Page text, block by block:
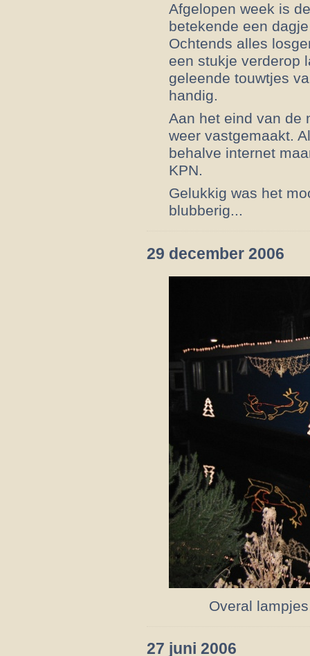
Afgelopen week is
betekende een
Ochtends alles
een stukje verderop
geleende touwtjes
handig.
Aan het eind van de
weer vastgemaakt.
behalve internet
KPN.
Gelukkig was het
blubberig...
29 december 2006
Overal
27 juni 2006